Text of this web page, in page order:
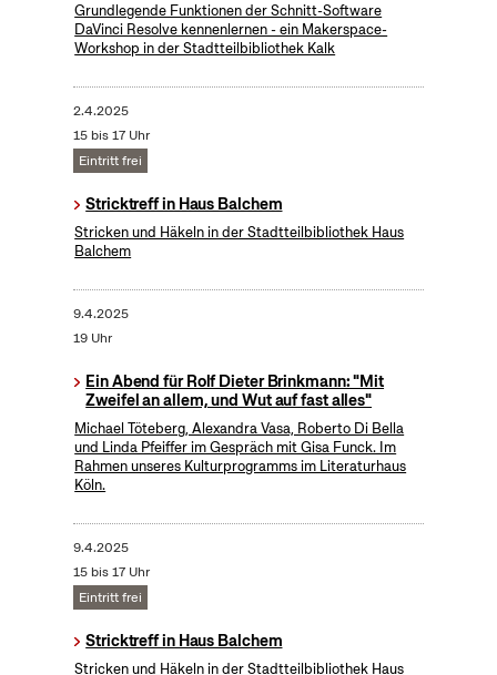
Grundlegende Funktionen der Schnitt-Software
DaVinci Resolve kennenlernen - ein Makerspace-
Workshop in der Stadtteilbibliothek Kalk
2.4.2025
15 bis 17 Uhr
Eintritt frei
Stricktreff in Haus Balchem
Stricken und Häkeln in der Stadtteilbibliothek Haus
Balchem
9.4.2025
19 Uhr
Ein Abend für Rolf Dieter Brinkmann: "Mit
Zweifel an allem, und Wut auf fast alles"
Michael Töteberg, Alexandra Vasa, Roberto Di Bella
und Linda Pfeiffer im Gespräch mit Gisa Funck. Im
Rahmen unseres Kulturprogramms im Literaturhaus
Köln.
9.4.2025
15 bis 17 Uhr
Eintritt frei
Stricktreff in Haus Balchem
Stricken und Häkeln in der Stadtteilbibliothek Haus